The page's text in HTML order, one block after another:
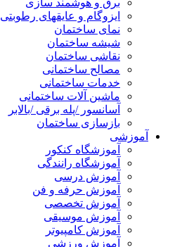
برق و هوشمند سازی
ایزوگام و عایقهای رطوبتی
نمای ساختمان
شیشه ساختمان
نقاشی ساختمان
مصالح ساختمانی
خدمات ساختمانی
ماشین آلات ساختمانی
آسانسور /پله برقی /بالابر
بازسازی ساختمان
آموزشی
آموزشگاه کنکور
آموزشگاه رانندگی
آموزش درسی
آموزش حرفه و فن
آموزش تخصصی
آموزش موسیقی
آموزش کامپیوتر
آموزش ورزشی